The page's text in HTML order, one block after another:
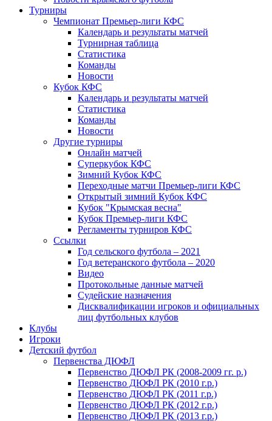
Турниры
Чемпионат Премьер-лиги КФС
Календарь и результаты матчей
Турнирная таблица
Статистика
Команды
Новости
Кубок КФС
Календарь и результаты матчей
Статистика
Команды
Новости
Другие турниры
Онлайн матчей
Суперкубок КФС
Зимний Кубок КФС
Переходные матчи Премьер-лиги КФС
Открытый зимний Кубок КФС
Кубок "Крымская весна"
Кубок Премьер-лиги КФС
Регламенты турниров КФС
Ссылки
Год сельского футбола – 2021
Год ветеранского футбола – 2020
Видео
Протокольные данные матчей
Судейские назначения
Дисквалификации игроков и официальных
лиц футбольных клубов
Клубы
Игроки
Детский футбол
Первенства ДЮФЛ
Первенство ДЮФЛ РК (2008-2009 гг. р.)
Первенство ДЮФЛ РК (2010 г.р.)
Первенство ДЮФЛ РК (2011 г.р.)
Первенство ДЮФЛ РК (2012 г.р.)
Первенство ДЮФЛ РК (2013 г.р.)